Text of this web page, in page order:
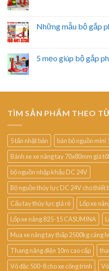
Những mẫu bộ gắp
5 mẹo giúp bộ gắp
TÌM SẢN PHẨM THEO
5 tấn nhật bản
bán bộ nguồn mini
Bánh xe xe nâng tay 70x80mm giá
bộ nguồn nhập khẩu DC 24V
Bộ nguồn thủy lực DC 24V cho thiết
Cẩu tay thủy lực giá rẻ
Lốp xe
Lốp xe nâng 825-15 CASUMINA
Mua xe nâng tay thấp 2500kg càng
Thang nâng điện 10m cao cấp
Vỏ đặc 500-8 cho xe công trình